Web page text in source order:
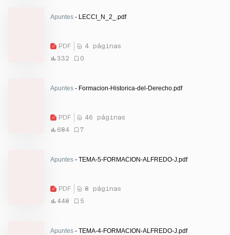
Apuntes - LECCI_N_2_.pdf
PDF
4 páginas
332
0
Apuntes - Formacion-Historica-del-Derecho.pdf
PDF
46 páginas
684
7
Apuntes - TEMA-5-FORMACION-ALFREDO-J.pdf
PDF
8 páginas
448
5
Apuntes - TEMA-4-FORMACION-ALFREDO-J.pdf